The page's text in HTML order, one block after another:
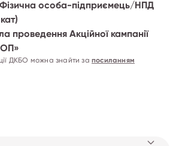
особа-підприємець/НПД
проведення Акційної кампанії
ДКБО можна знайти за посиланням